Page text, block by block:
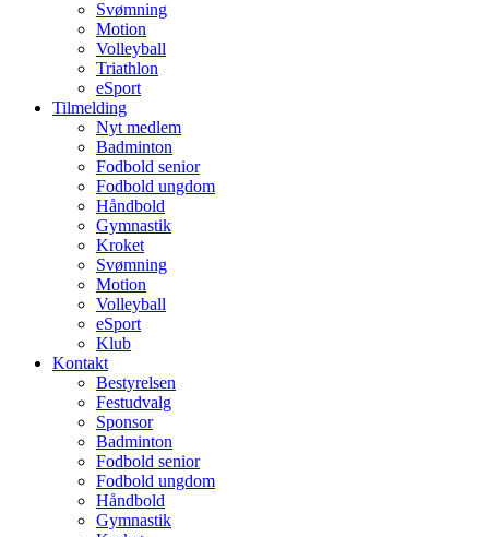
Svømning
Motion
Volleyball
Triathlon
eSport
Tilmelding
Nyt medlem
Badminton
Fodbold senior
Fodbold ungdom
Håndbold
Gymnastik
Kroket
Svømning
Motion
Volleyball
eSport
Klub
Kontakt
Bestyrelsen
Festudvalg
Sponsor
Badminton
Fodbold senior
Fodbold ungdom
Håndbold
Gymnastik